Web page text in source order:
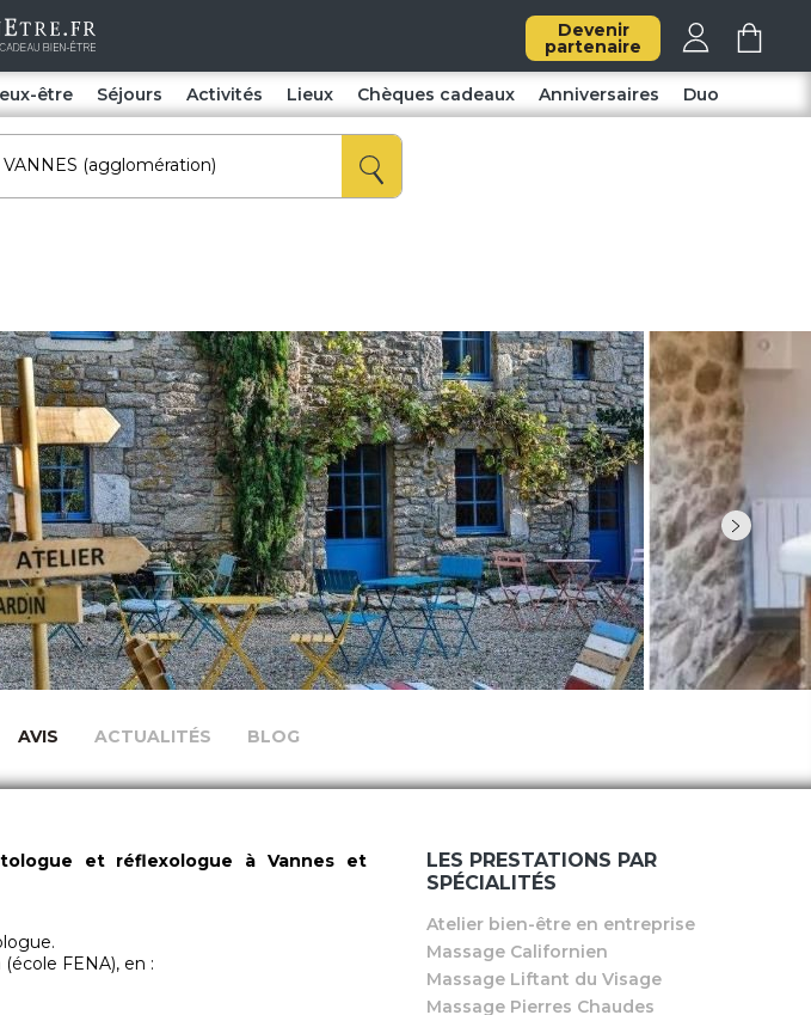
Devenir
partenaire
être Séjours Activités Lieux Chèques cadeaux Anniversaires Duo
AVIS ACTUALITÉS BLOG
et réflexologue à Vannes et
FENA), en :
LES PRESTATIONS PAR
SPÉCIALITÉS
Atelier bien-être en entreprise
Massage Californien
Massage Liftant du Visage
Massage Pierres Chaudes